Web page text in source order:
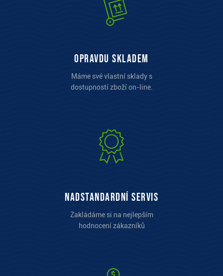
opravdu skladem
Máme své vlastní sklady s
dostupností zboží on-line.
Nadstandardní servis
Zakládáme si na nejlepším
hodnocení zákazníků